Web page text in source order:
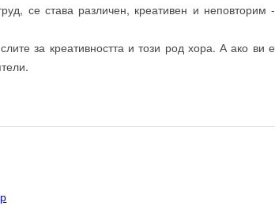
се става различен, креативен и неповторим -
за креативността и този род хора. А ако ви е